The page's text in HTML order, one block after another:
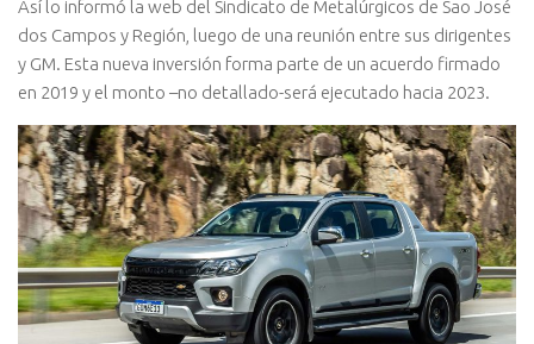
Así lo informó la web del Sindicato de Metalúrgicos de Sao José
dos Campos y Región, luego de una reunión entre sus dirigentes
y GM. Esta nueva inversión forma parte de un acuerdo firmado
en 2019 y el monto –no detallado-será ejecutado hacia 2023.